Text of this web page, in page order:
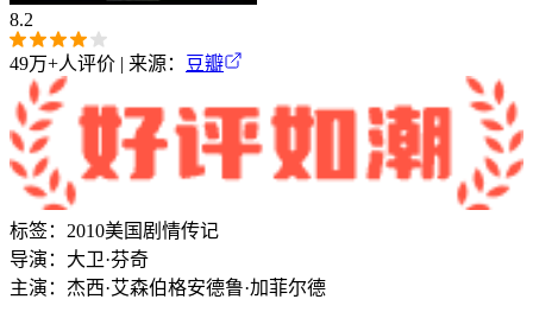
8.2
49万+人评价 | 来源： 豆瓣
标签： 2010美国 剧情传记
导演： 大卫·芬奇
主演： 杰西·艾森伯格安德鲁·加菲尔德